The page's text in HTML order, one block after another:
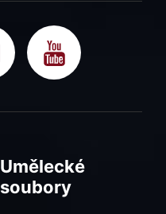
Umělecké
soubory